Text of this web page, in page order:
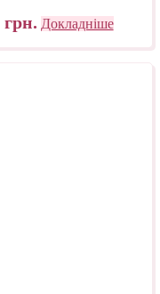
грн. Докладніше